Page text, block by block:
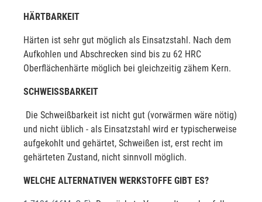
HÄRTBARKEIT
Härten ist sehr gut möglich als Einsatzstahl. Nach dem
Aufkohlen und Abschrecken sind bis zu 62 HRC
Oberflächenhärte möglich bei gleichzeitig zähem Kern.
SCHWEISSBARKEIT
Die Schweißbarkeit ist nicht gut (vorwärmen wäre nötig)
und nicht üblich - als Einsatzstahl wird er typischerweise
aufgekohlt und gehärtet, Schweißen ist, erst recht im
gehärteten Zustand, nicht sinnvoll möglich.
WELCHE ALTERNATIVEN WERKSTOFFE GIBT ES?